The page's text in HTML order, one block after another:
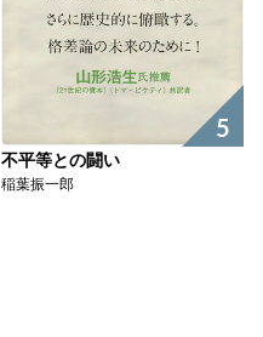
5
不平等との闘い
稲葉振一郎